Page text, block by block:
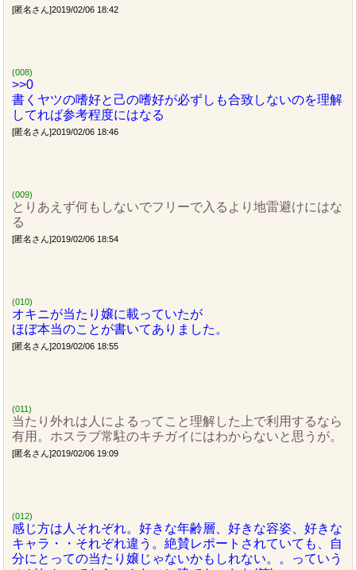
[匿名さん]2019/02/06 18:42
(008)
>>0
書くヤツの嗜好と己の嗜好が必ずしも合致しないのを理解
してれば参考程度にはなる
[匿名さん]2019/02/06 18:46
(009)
とりあえず何もしないでフリーで入るより地雷避けにはな
る
[匿名さん]2019/02/06 18:54
(010)
オキニが当たり嬢に載っていたが
ほぼ本当のことが書いてありました。
[匿名さん]2019/02/06 18:55
(011)
当たり外れは人によるってこと理解した上で利用するなら
有用。ホスラブ常駐のキチガイにはわからないと思うが。
[匿名さん]2019/02/06 19:09
(012)
感じ方は人それぞれ。好きな年齢層、好きな容姿、好きな
キャラ・・それぞれ違う。絶賛レポートされていても、自
分にとっての当たり嬢じゃないかもしれない。。っていう